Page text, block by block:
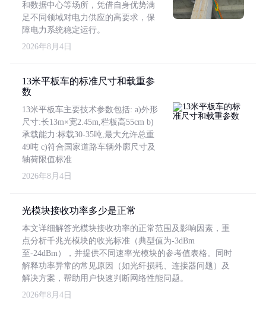
和数据中心等场所，凭借自身优势满
足不同领域对电力供应的高要求，保
障电力系统稳定运行。
2026年8月4日
13米平板车的标准尺寸和载重参
数
13米平板车主要技术参数包括: a)外形
尺寸:长13m×宽2.45m,栏板高55cm b)
承载能力:标载30-35吨,最大允许总重
49吨 c)符合国家道路车辆外廓尺寸及
轴荷限值标准
2026年8月4日
光模块接收功率多少是正常
本文详细解答光模块接收功率的正常范围及影响因素，重
点分析千兆光模块的收光标准（典型值为-3dBm
至-24dBm），并提供不同速率光模块的参考值表格。同时
解释功率异常的常见原因（如光纤损耗、连接器问题）及
解决方案，帮助用户快速判断网络性能问题。
2026年8月4日